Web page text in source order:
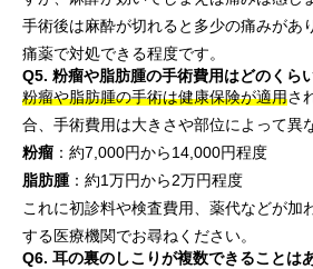
手術後は麻酔が切れると多少の痛みがあ
痛薬で対処できる程度です。
Q5. 粉瘤や脂肪腫の手術費用はどのくら
粉瘤や脂肪腫の手術は健康保険が適用さ
合、手術費用は大きさや部位によって異
粉瘤 ：約7,000円から14,000円程度
脂肪腫 ：約1万円から2万円程度
これに初診料や検査費用、薬代などが加
する医療機関でお尋ねください。
Q6. 耳の裏のしこりが複数できることは